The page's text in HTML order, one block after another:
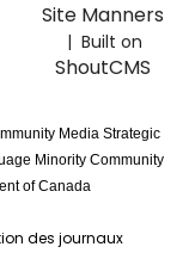
Site Manners
| Built on
ShoutCMS
Media Strategic
Minority Community
of Canada
des journaux